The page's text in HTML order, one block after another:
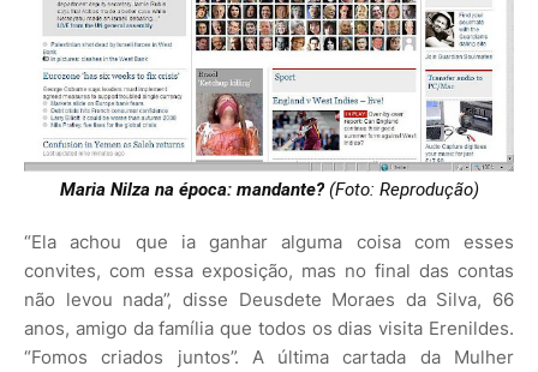
Maria Nilza na época: mandante?(Foto: Reprodução)
“Ela achou que ia ganhar alguma coisa com esses
convites, com essa exposição, mas no final das contas
não levou nada”, disse Deusdete Moraes da Silva, 66
anos, amigo da família que todos os dias visita Erenildes.
“Fomos criados juntos”. A última cartada da Mulher